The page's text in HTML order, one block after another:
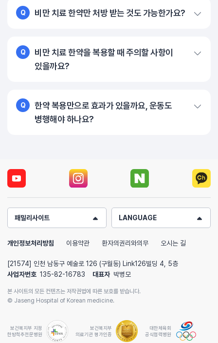
Q 비만 치료 한약만 처방 받는 것도 가능한가요?
Q
비만 치료 한약을 복용할 때 주의할 사항이
있을까요?
Q
한약 복용만으로 효과가 있을까요, 운동도
병행해야 하나요?
패밀리사이트 LANGUAGE
개인정보처리방침 이용약관 환자의권리와의무 오시는 길
[21574] 인천 남동구 예술로 126 (구월동) Link126빌딩 4, 5층
사업자번호 135-82-16783 대표자 박병모
본 사이트의 모든 컨텐츠는 저작권법에 따른 보호를 받습니다.
© Jaseng Hospital of Korean medicine.
보건복지부 지정
한방척추전문병원
보건복지부
의료기관 평가인증
대한체육회
공식협력병원